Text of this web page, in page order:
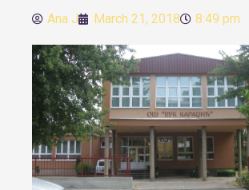
Ana J March 21, 2018 8:49 pm